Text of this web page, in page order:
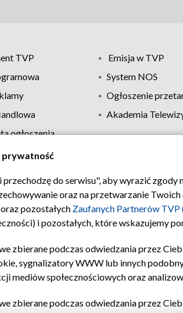
TVP Emisja w TVP
System NOS
Ogłoszenie
Akademia
ogłoszenia
Regulamin TVP
prywatność
do serwisu", aby wyrazić
oraz na przetwarzanie
oraz pozostałych Zaufanych Partnerów
i pozostałych, które wskazujemy
zbierane podczas odwiedzania przez
sygnalizatory WWW lub innych
mediów społecznościowych oraz
zbierane podczas odwiedzania przez